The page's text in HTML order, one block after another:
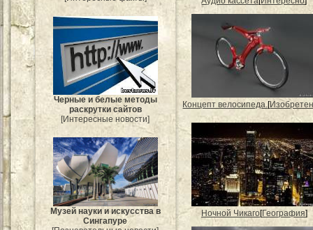
Черные и белые методы
раскрутки сайтов
[Интересные новости]
Музей науки и искусства в
Сингапуре
Концепт велосипеда.[
Ночной Чикаго [География]